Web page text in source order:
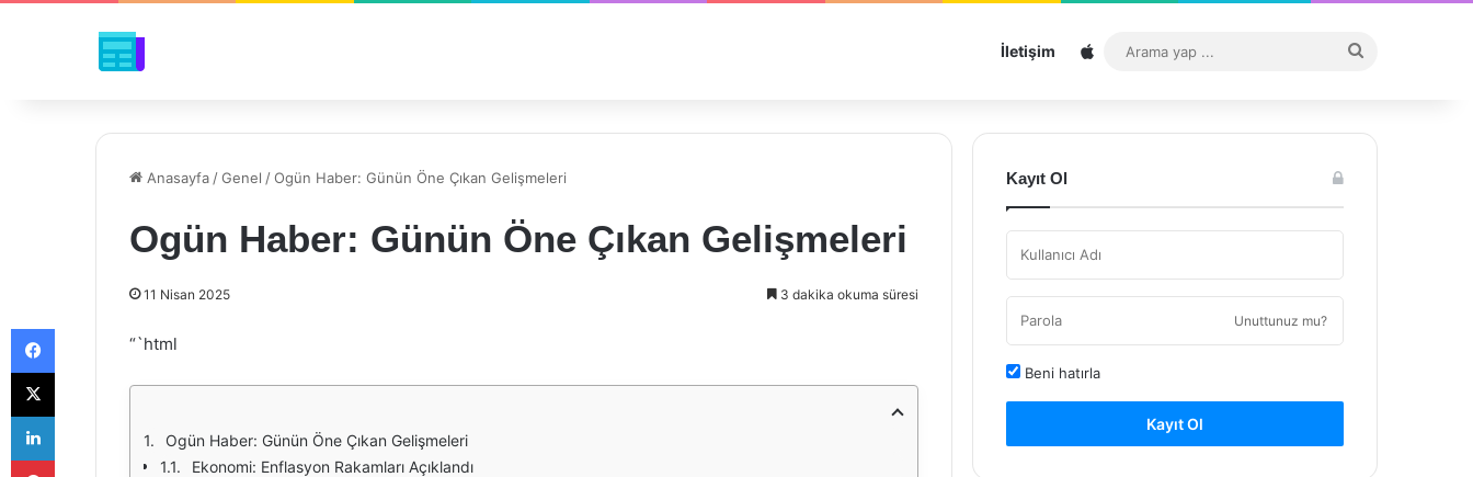
İletişim Sitemap
...
Anasayfa /Genel /Ogün Haber: Günün Öne Çıkan Gelişmeleri
Ogün Haber: Günün Öne Çıkan Gelişmeleri
11 Nisan 2025 3 dakika okuma süresi
“`html
Ogün Haber: Günün Öne Çıkan Gelişmeleri
Ekonomi: Enflasyon Rakamları Açıklandı
Kayıt Ol
Unuttunuz mu?
Beni hatırla
Kayıt Ol
Facebook
X
LinkedIn
Pinterest